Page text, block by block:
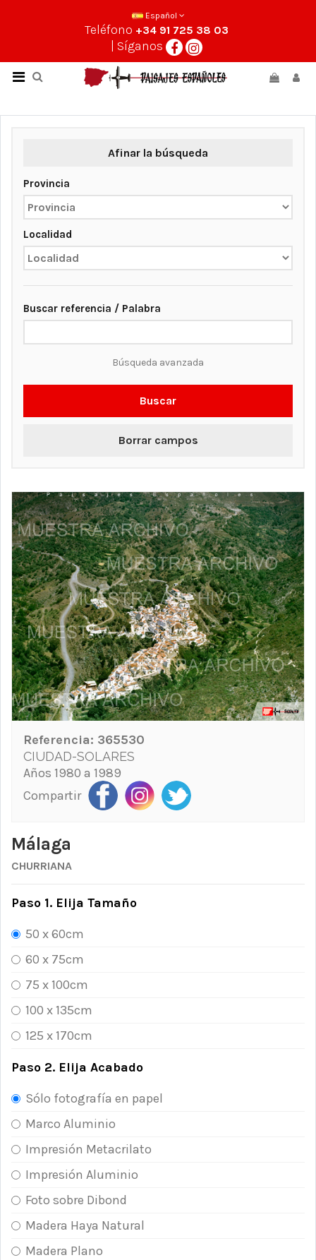
Español
Teléfono +34 91 725 38 03
| Síganos
Afinar la búsqueda
Provincia
Localidad
Buscar referencia / Palabra
Búsqueda avanzada
Buscar
Borrar campos
Referencia: 365530
CIUDAD-SOLARES
Años 1980 a 1989
Compartir
Málaga
CHURRIANA
Paso 1. Elija Tamaño
50 x 60cm
60 x 75cm
75 x 100cm
100 x 135cm
125 x 170cm
Paso 2. Elija Acabado
Sólo fotografía en papel
Marco Aluminio
Impresión Metacrilato
Impresión Aluminio
Foto sobre Dibond
Madera Haya Natural
Madera Plano